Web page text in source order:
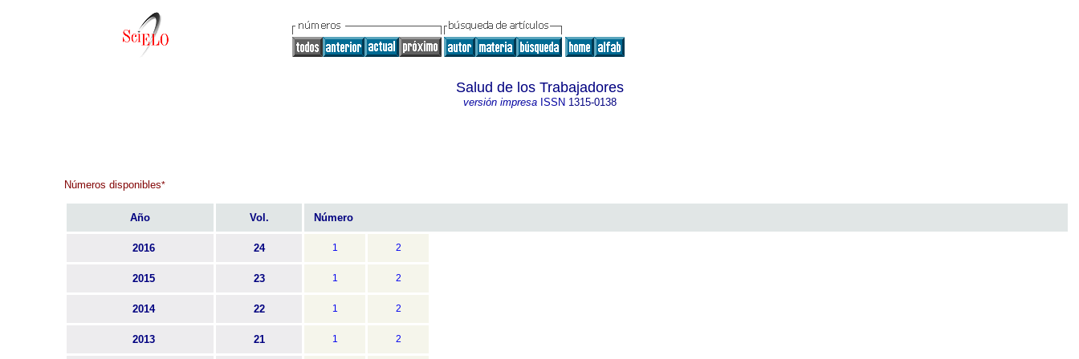
Salud de los Trabajadores
versión impresaISSN 1315-0138
Números disponibles*
Año Vol. Número
2016 24 1 2
2015 23 1 2
2014 22 1 2
2013 21 1 2